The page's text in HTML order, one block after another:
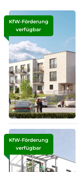
KfW-Förderung
verfügbar
KfW-Förderung
verfügbar